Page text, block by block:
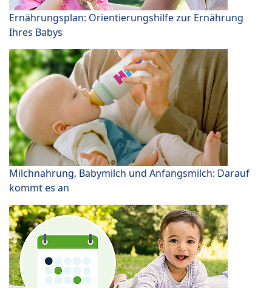
Ernährungsplan: Orientierungshilfe zur Ernährung
Ihres Babys
Milchnahrung, Babymilch und Anfangsmilch: Darauf
kommt es an